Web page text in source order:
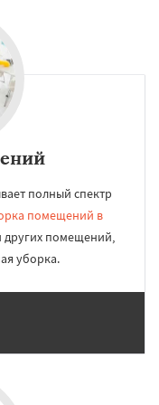
полный спектр
помещений в
других помещений,
уборка.